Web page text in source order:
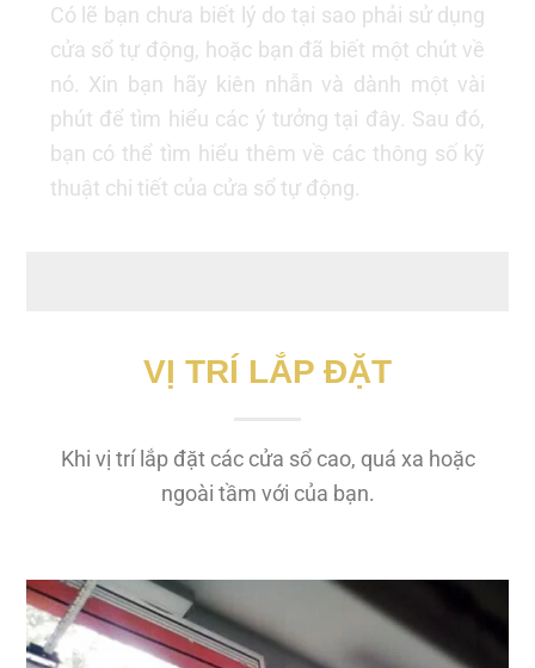
Có lẽ bạn chưa biết lý do tại sao phải sử dụng
cửa sổ tự động, hoặc bạn đã biết một chút về
nó. Xin bạn hãy kiên nhẫn và dành một vài
phút để tìm hiểu các ý tưởng tại đây. Sau đó,
bạn có thể tìm hiểu thêm về các thông số kỹ
thuật chi tiết của cửa sổ tự động.
VỊ TRÍ LẮP ĐẶT
Khi vị trí lắp đặt các cửa sổ cao, quá xa hoặc
ngoài tầm với của bạn.